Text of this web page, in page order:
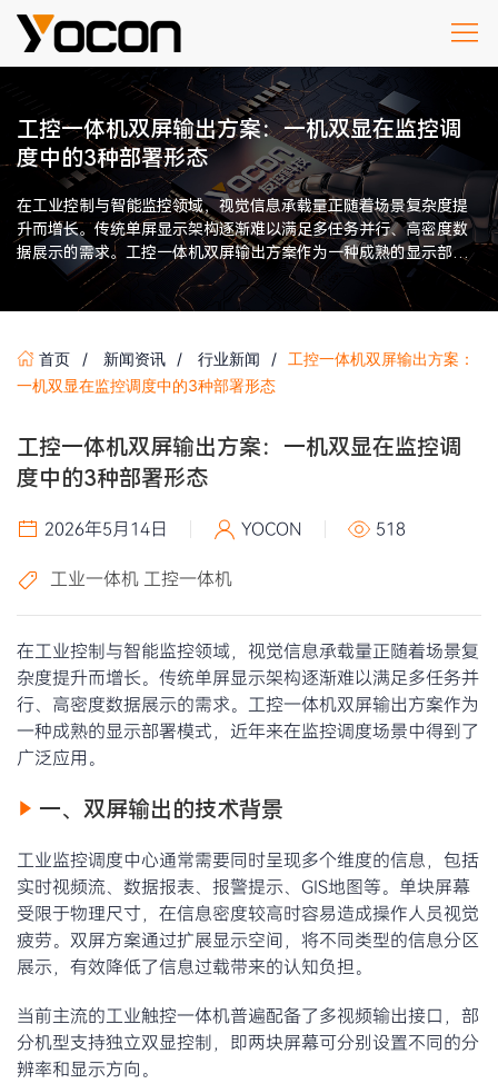
工控一体机双屏输出方案：一机双显在监控调
度中的3种部署形态
在工业控制与智能监控领域，视觉信息承载量正随着场景复杂度提
升而增长。传统单屏显示架构逐渐难以满足多任务并行、高密度数
据展示的需求。工控一体机双屏输出方案作为一种成熟的显示部署
模式，近年来在监控调度场景 […]
首页 新闻资讯 行业新闻
工控一体机双屏输出方案：
一机双显在监控调度中的3种部署形态
工控一体机双屏输出方案：一机双显在监控调
度中的3种部署形态
2026年5月14日 YOCON 518
工业一体机 工控一体机
在工业控制与智能监控领域，视觉信息承载量正随着场景复
杂度提升而增长。传统单屏显示架构逐渐难以满足多任务并
行、高密度数据展示的需求。工控一体机双屏输出方案作为
一种成熟的显示部署模式，近年来在监控调度场景中得到了
广泛应用。
一、双屏输出的技术背景
工业监控调度中心通常需要同时呈现多个维度的信息，包括
实时视频流、数据报表、报警提示、GIS地图等。单块屏幕
受限于物理尺寸，在信息密度较高时容易造成操作人员视觉
疲劳。双屏方案通过扩展显示空间，将不同类型的信息分区
展示，有效降低了信息过载带来的认知负担。
当前主流的工业触控一体机普遍配备了多视频输出接口，部
分机型支持独立双显控制，即两块屏幕可分别设置不同的分
辨率和显示方向。